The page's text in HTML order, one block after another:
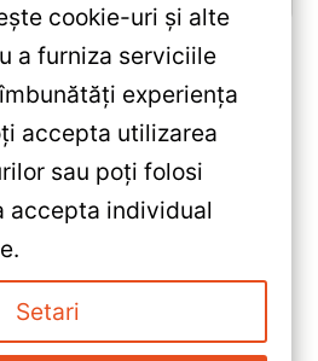
MOSS M2
3 2008-2015
IPS Octa-core
4G Bluetooth 5.1
și
Avansată
»
Auto MOSS M2
Sandero 3 (2021-
9” IPS, Android
cookie-uri și alte
a furniza serviciile
experiența
accepta utilizarea
sau poți folosi
accepta individual
Setari